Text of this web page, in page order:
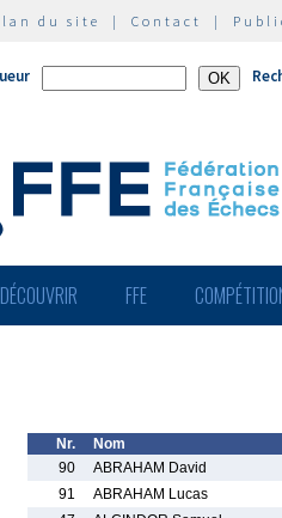
du site | Contact |
DÉCOUVRIR FFE
Nr. Nom
90
ABRAHAM David
91
ABRAHAM Lucas